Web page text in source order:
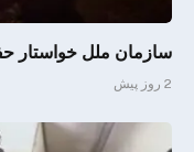
سازمان ملل خواستار
2 روز پیش